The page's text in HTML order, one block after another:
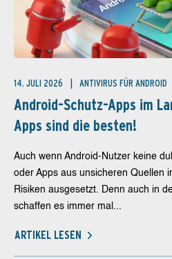
14. JULI 2026 ANTIVIRUS FÜR ANDROID
Android-Schutz-Apps im
Apps sind die besten!
Auch wenn Android-Nutzer keine
oder Apps aus unsicheren Quellen
Risiken ausgesetzt. Denn auch in
schaffen es immer mal...
ARTIKEL LESEN